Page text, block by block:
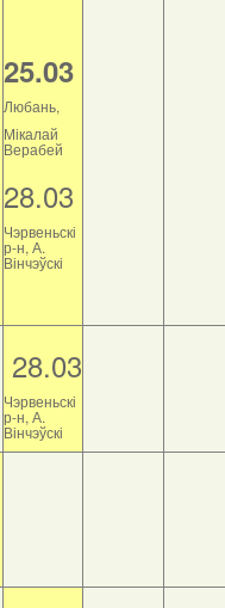
25.03
Любань,
Мікалай
Верабей
28.03
Чэрвеньскі
р-н, А.
Вінчэўскі
28.03
Чэрвеньскі
р-н, А.
Вінчэўскі